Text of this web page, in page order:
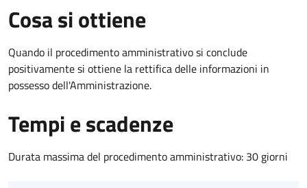
Cosa si ottiene
Quando il procedimento amministrativo si conclude
positivamente si ottiene la rettifica delle informazioni in
possesso dell'Amministrazione.
Tempi e scadenze
Durata massima del procedimento amministrativo: 30 giorni